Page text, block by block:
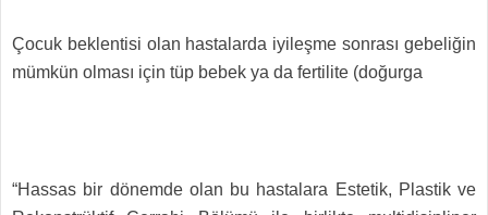
Çocuk beklentisi olan hastalarda iyileşme sonrası gebeliğin
mümkün olması için tüp bebek ya da fertilite (doğurga
“Hassas bir dönemde olan bu hastalara Estetik, Plastik ve